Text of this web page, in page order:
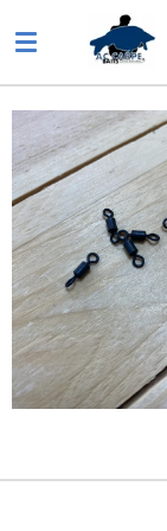
au
principal